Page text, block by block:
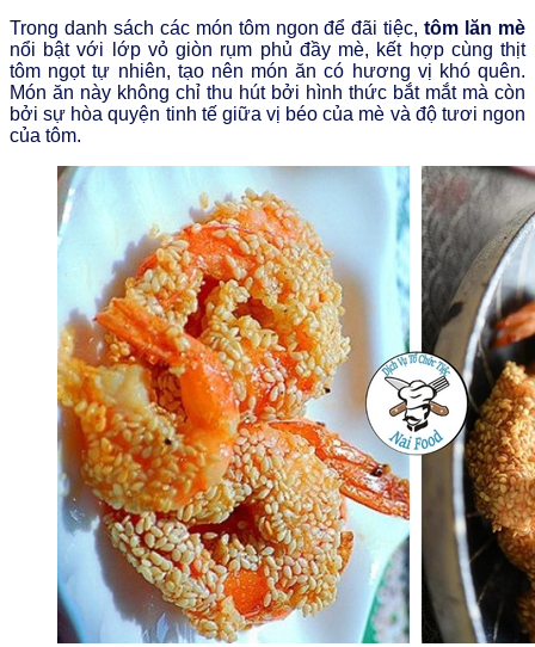
Trong danh sách các món tôm ngon để đãi tiệc,tôm lăn mè
nổi bật với lớp vỏ giòn rụm phủ đầy mè, kết hợp cùng thịt
tôm ngọt tự nhiên, tạo nên món ăn có hương vị khó quên.
Món ăn này không chỉ thu hút bởi hình thức bắt mắt mà còn
bởi sự hòa quyện tinh tế giữa vị béo của mè và độ tươi ngon
của tôm.